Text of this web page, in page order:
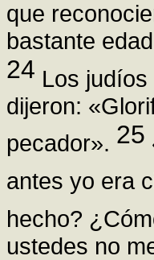
que
bastante
24 Los
dijeron:
pecador». 25
antes yo era
hecho?
ustedes no